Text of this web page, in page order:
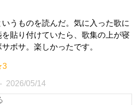
うものを読んだ。気に入った歌に
貼り付けていたら、歌集の上が寝
ボサ。楽しかったです。
2026/05/14